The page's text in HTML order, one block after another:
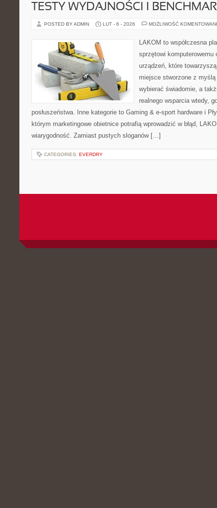
TESTY WYDAJNOŚCI I
POSTED BY ADMIN LUT - 6 - 2026 MOŻLIWOŚĆ
LAKOM to współczesna
sprzętowi komputerowemu
urządzeń, które
miejsce stworzone z
wybierać świadomie, a
realnego wsparcia wtedy,
posłuszeństwa. Inne kategorie to Gaming & e-sport hardware i
którym marketingowe obietnice potrafią wprowadzić w błąd,
wiarygodność. Zamiast pustych sloganów […]
CATEGORIES: EVERDRY